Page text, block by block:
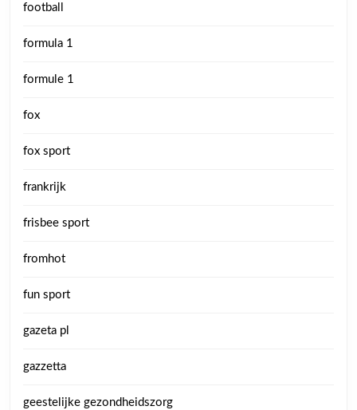
football
formula 1
formule 1
fox
fox sport
frankrijk
frisbee sport
fromhot
fun sport
gazeta pl
gazzetta
geestelijke gezondheidszorg